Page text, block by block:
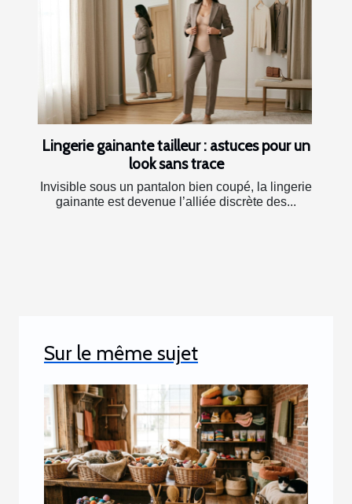
Lingerie gainante tailleur : astuces pour un
look sans trace
Invisible sous un pantalon bien coupé, la lingerie
gainante est devenue l’alliée discrète des...
Sur le même sujet